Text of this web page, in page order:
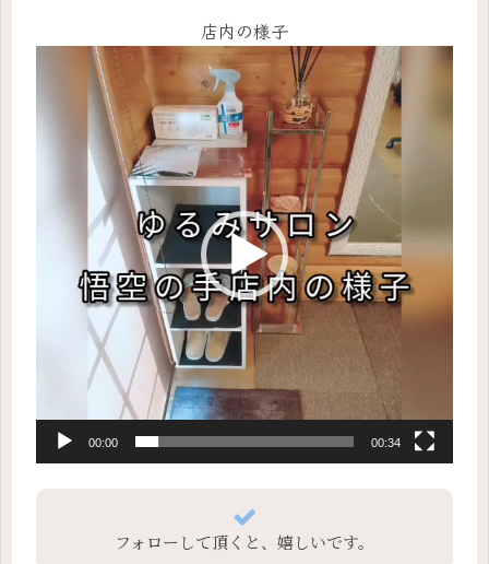
店内の様子
00:00 00:34
フォローして頂くと、嬉しいです。